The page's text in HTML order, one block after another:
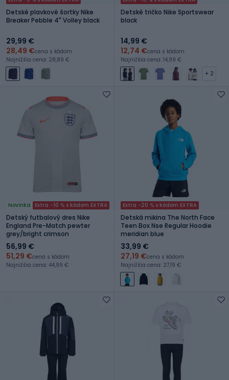
Detské plavkové šortky Nike
Breaker Pebble 4" Volley black
29,99 €
28,49 €cena s kódom
Najnižšia cena: 28,89 €
Detské tričko Nike Sportswear
black
14,99 €
12,74 €cena s kódom
Najnižšia cena: 14,99 €
+ 2
Novinka Extra -10 % s kódom EXTRA
Detský futbalový dres Nike
England Pre-Match pewter
grey/bright crimson
56,99 €
51,29 €cena s kódom
Najnižšia cena: 44,99 €
Extra -20 % s kódom EXTRA
Detská mikina The North Face
Teen Box Nse Regular Hoodie
meridian blue
33,99 €
27,19 €cena s kódom
Najnižšia cena: 27,19 €